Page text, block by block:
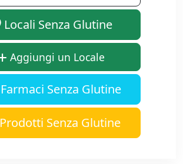
Locali Senza Glutine
Aggiungi un Locale
Farmaci Senza Glutine
Prodotti Senza Glutine